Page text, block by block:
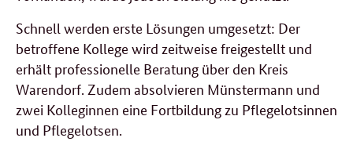
Schnell werden erste Lösungen umgesetzt: Der
betroffene Kollege wird zeitweise freigestellt und
erhält professionelle Beratung über den Kreis
Warendorf. Zudem absolvieren Münstermann und
zwei Kolleginnen eine Fortbildung zu Pflegelotsinnen
und Pflegelotsen.